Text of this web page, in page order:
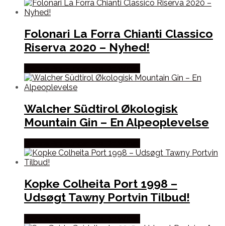
Folonari La Forra Chianti Classico
Riserva 2020 – Nyhed!
Walcher Südtirol Økologisk
Mountain Gin – En Alpeoplevelse
Kopke Colheita Port 1998 –
Udsøgt Tawny Portvin Tilbud!